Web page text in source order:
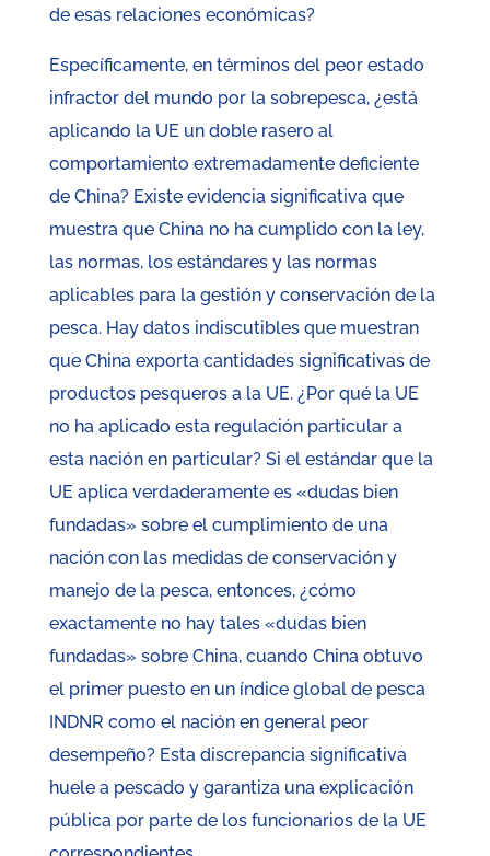
de esas relaciones económicas?
Específicamente, en términos del peor estado
infractor del mundo por la sobrepesca, ¿está
aplicando la UE un doble rasero al
comportamiento extremadamente deficiente
de China? Existe evidencia significativa que
muestra que China no ha cumplido con la ley,
las normas, los estándares y las normas
aplicables para la gestión y conservación de la
pesca. Hay datos indiscutibles que muestran
que China exporta cantidades significativas de
productos pesqueros a la UE. ¿Por qué la UE
no ha aplicado esta regulación particular a
esta nación en particular? Si el estándar que la
UE aplica verdaderamente es «dudas bien
fundadas» sobre el cumplimiento de una
nación con las medidas de conservación y
manejo de la pesca, entonces, ¿cómo
exactamente no hay tales «dudas bien
fundadas» sobre China, cuando China obtuvo
el primer puesto en un índice global de pesca
INDNR como el nación en general peor
desempeño? Esta discrepancia significativa
huele a pescado y garantiza una explicación
pública por parte de los funcionarios de la UE